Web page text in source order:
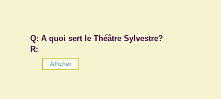
Q: A quoi sert le Théâtre Sylvestre?
R: